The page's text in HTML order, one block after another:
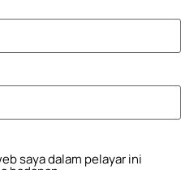
saya dalam pelayar ini